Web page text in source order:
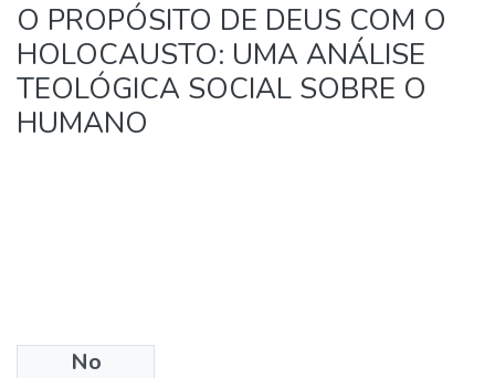
O PROPÓSITO DE DEUS COM O
HOLOCAUSTO: UMA ANÁLISE
TEOLÓGICA SOCIAL SOBRE O
HUMANO
No